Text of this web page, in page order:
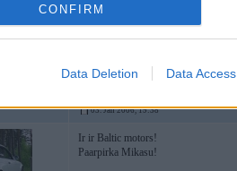
CONFIRM
Data Deletion Data Access
-----------------
es jūs visus mīlu, ejiet jūs visi dirst
03. Jan 2006, 19:38
Ir ir Baltic motors!
Paarpirka Mikasu!